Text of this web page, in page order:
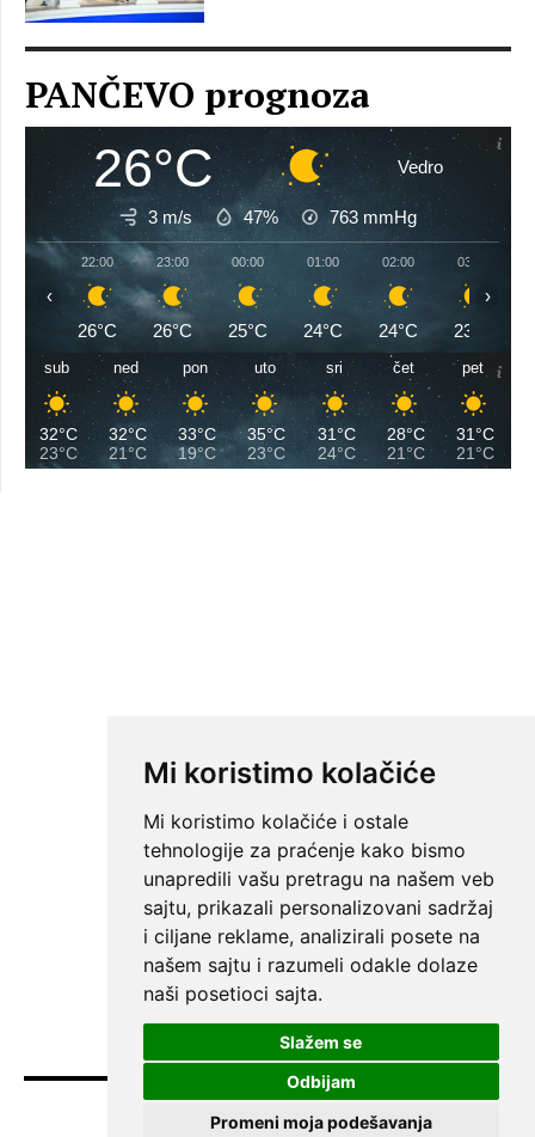
Mi koristimo kolačiće
Mi koristimo kolačiće i ostale
tehnologije za praćenje kako bismo
unapredili vašu pretragu na našem veb
sajtu, prikazali personalizovani sadržaj
i ciljane reklame, analizirali posete na
našem sajtu i razumeli odakle dolaze
naši posetioci sajta.
Slažem se
Odbijam
Promeni moja podešavanja
PANČEVO prognoza
26°C Vedro
3 m/s 47% 763 mmHg
22:00
26°C
23:00
26°C
00:00
25°C
01:00
24°C
02:00
24°C
03:00
23°C
‹ ›
sub
32°C
23°C
ned
32°C
21°C
pon
33°C
19°C
uto
35°C
23°C
sri
31°C
24°C
čet
28°C
21°C
pet
31°C
21°C